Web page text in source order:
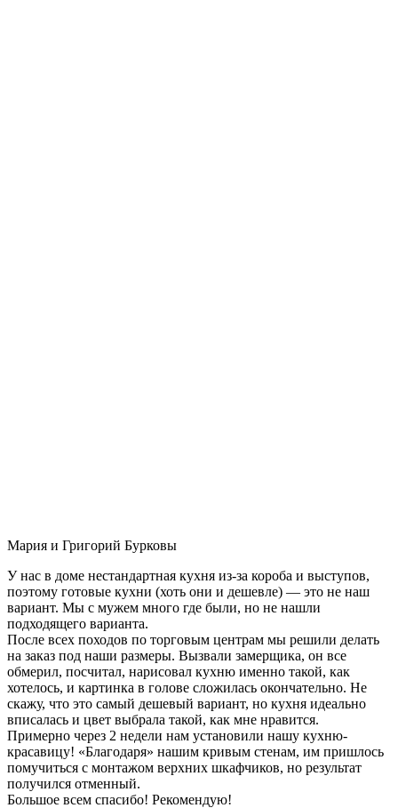
Мария и Григорий Бурковы
У нас в доме нестандартная кухня из-за короба и выступов,
поэтому готовые кухни (хоть они и дешевле) — это не наш
вариант. Мы с мужем много где были, но не нашли
подходящего варианта.
После всех походов по торговым центрам мы решили делать
на заказ под наши размеры. Вызвали замерщика, он все
обмерил, посчитал, нарисовал кухню именно такой, как
хотелось, и картинка в голове сложилась окончательно. Не
скажу, что это самый дешевый вариант, но кухня идеально
вписалась и цвет выбрала такой, как мне нравится.
Примерно через 2 недели нам установили нашу кухню-
красавицу! «Благодаря» нашим кривым стенам, им пришлось
помучиться с монтажом верхних шкафчиков, но результат
получился отменный.
Большое всем спасибо! Рекомендую!